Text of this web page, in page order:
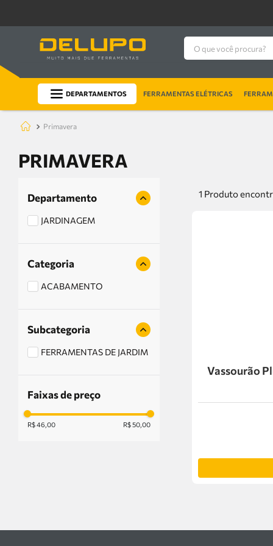
O que você procura?
DEPARTAMENTOS FERRAMENTAS ELÉTRICAS
primavera
PRIMAVERA
Departamento
JARDINAGEM
Categoria
ACABAMENTO
Subcategoria
FERRAMENTAS DE JARDIM
Faixas de preço
R$ 46,00 R$ 50,00
1 Produto
Vassourão